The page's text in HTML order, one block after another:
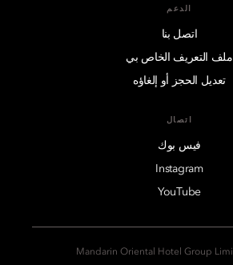
الدعم
اتصل بنا
ملف التعريف الخاص بي
تعديل الحجز أو إلغاؤه
اتصال
فيس بوك
Instagram
YouTube